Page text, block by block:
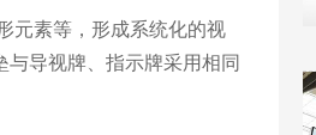
元素等，形成系统化的视
导视牌、指示牌采用相同